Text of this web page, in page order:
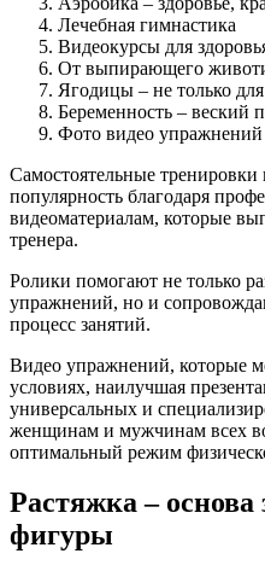
Лечебная гимнастика
Видеокурсы для
От выпирающего
Ягодицы – не только
Беременность – веский
Фото видео
Самостоятельные
популярность благодаря
видеоматериалам, которые
тренера.
Ролики помогают не только
упражнений, но и
процесс занятий.
Видео упражнений, которые
условиях, наилучшая
универсальных и
женщинам и мужчинам всех
оптимальный режим
Растяжка –
фигуры